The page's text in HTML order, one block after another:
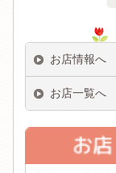
お店情報へ
お店一覧へ